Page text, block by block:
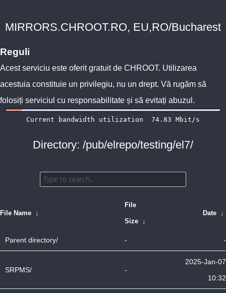
MIRRORS.CHROOT.RO, EU,RO/Bucharest
Reguli
Acest serviciu este oferit gratuit de CHROOT. Utilizarea
acestuia constituie un privilegiu, nu un drept. Vă rugăm să
folosiți serviciul cu responsabilitate și să evitați abuzul.
Directory: /pub/elrepo/testing/el7/
File Name ↓
File
Size ↓
Date ↓
Parent directory/ - -
SRPMS/ -
2025-Jan-07
10:32